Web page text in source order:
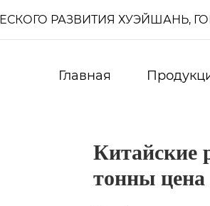
РАЗВИТИЯ ХУЭЙШАНЬ,
Главная
Китайские
тонны цена